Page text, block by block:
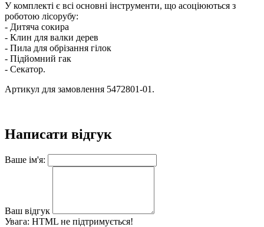
У комплекті є всі основні інструменти, що асоціюються з
роботою лісорубу:
- Дитяча сокира
- Клин для валки дерев
- Пила для обрізання гілок
- Підйомний гак
- Секатор.
Артикул для замовлення 5472801-01.
Написати відгук
Ваше ім'я:
Ваш відгук
Увага: HTML не підтримується!